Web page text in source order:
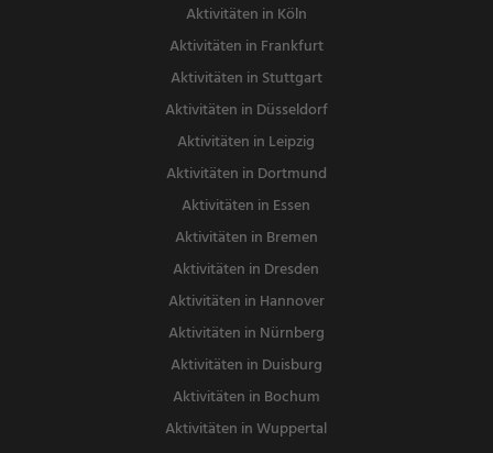
Aktivitäten in Köln
Aktivitäten in Frankfurt
Aktivitäten in Stuttgart
Aktivitäten in Düsseldorf
Aktivitäten in Leipzig
Aktivitäten in Dortmund
Aktivitäten in Essen
Aktivitäten in Bremen
Aktivitäten in Dresden
Aktivitäten in Hannover
Aktivitäten in Nürnberg
Aktivitäten in Duisburg
Aktivitäten in Bochum
Aktivitäten in Wuppertal